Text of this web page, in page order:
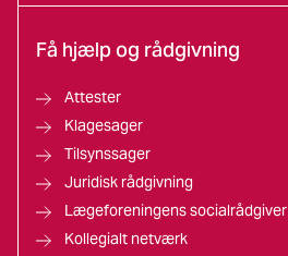
Få hjælp og rådgivning
Attester
Klagesager
Tilsynssager
Juridisk rådgivning
Lægeforeningens socialrådgiver
Kollegialt netværk